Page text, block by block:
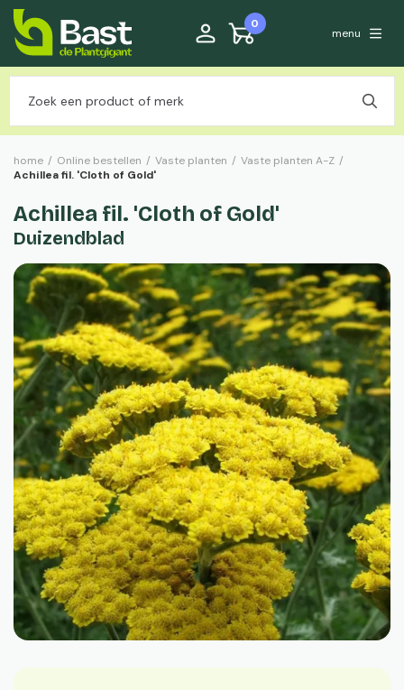
0
menu
home / Online bestellen / Vaste planten / Vaste planten A-Z /
Achillea fil. 'Cloth of Gold'
Achillea fil. 'Cloth of Gold'
Duizendblad